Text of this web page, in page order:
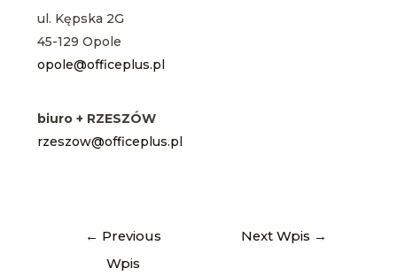
ul. Kępska 2G
45-129 Opole
opole@officeplus.pl
biuro + RZESZÓW
rzeszow@officeplus.pl
← Previous
Wpis
Next Wpis →